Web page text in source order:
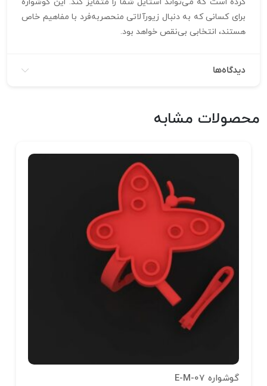
برای کسانی که به دنبال زیورآلاتی منحصربه‌فرد با مفاهیم خاص
هستند، انتخابی بی‌نقص خواهد بود.
دیدگاه‌ها
محصولات مشابه
گوشواره E-M-07